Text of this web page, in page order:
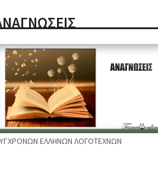
ΕΛΛΗΝΩΝ ΛΟΓΟΤΕΧΝΩΝ